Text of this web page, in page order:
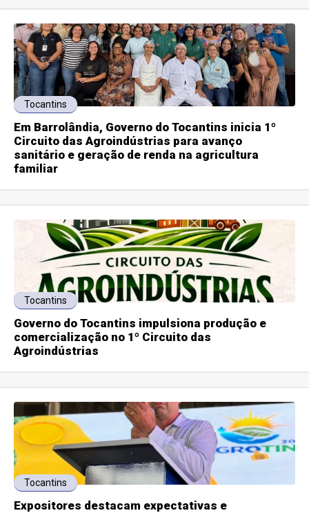
Tocantins
Em Barrolândia, Governo do Tocantins inicia 1º
Circuito das Agroindústrias para avanço
sanitário e geração de renda na agricultura
familiar
Tocantins
Governo do Tocantins impulsiona produção e
comercialização no 1º Circuito das
Agroindústrias
Tocantins
Expositores destacam expectativas e